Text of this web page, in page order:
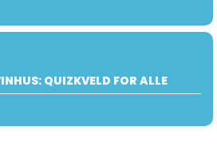
QUIZKVELD FOR ALLE